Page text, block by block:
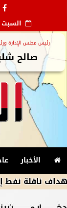
السبت
رئيس مجلس الإدارة
صالح
الأخبار
نفط